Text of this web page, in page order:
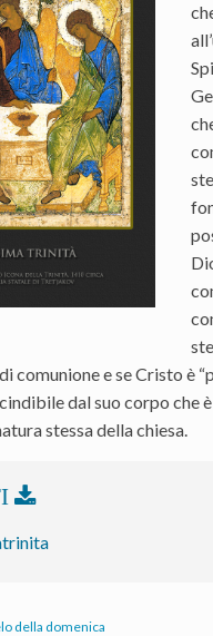
comunione e se Cristo è
dal suo corpo che
stessa della chiesa.
della domenica